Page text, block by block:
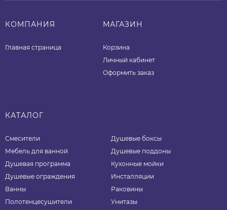
КОМПАНИЯ
Главная страница
МАГАЗИН
Корзина
Личный кабинет
Оформить заказ
КАТАЛОГ
Смесители
Мебель для ванной
Душевая программа
Душевые ограждения
Ванны
Полотенцесушители
Душевые боксы
Душевые поддоны
Кухонные мойки
Инсталляции
Раковины
Унитазы